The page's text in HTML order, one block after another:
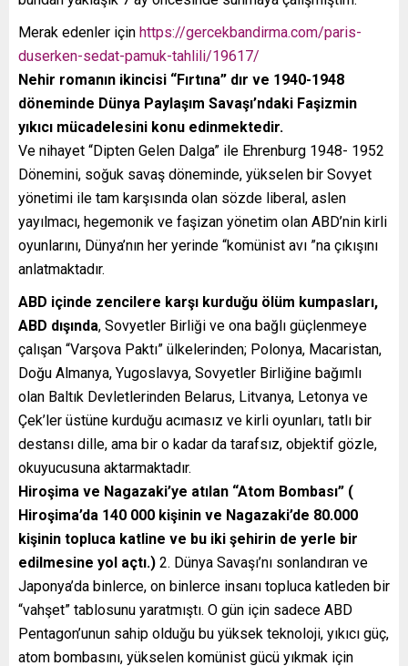
Merak edenler için https://gercekbandirma.com/paris-
duserken-sedat-pamuk-tahlili/19617/
Nehir romanın ikincisi “Fırtına” dır ve 1940-1948
döneminde Dünya Paylaşım Savaşı’ndaki Faşizmin
yıkıcı mücadelesini konu edinmektedir.
Ve nihayet “Dipten Gelen Dalga” ile Ehrenburg 1948- 1952
Dönemini, soğuk savaş döneminde, yükselen bir Sovyet
yönetimi ile tam karşısında olan sözde liberal, aslen
yayılmacı, hegemonik ve faşizan yönetim olan ABD’nin kirli
oyunlarını, Dünya’nın her yerinde “komünist avı ”na çıkışını
anlatmaktadır.
ABD içinde zencilere karşı kurduğu ölüm kumpasları,
ABD dışında, Sovyetler Birliği ve ona bağlı güçlenmeye
çalışan “Varşova Paktı” ülkelerinden; Polonya, Macaristan,
Doğu Almanya, Yugoslavya, Sovyetler Birliğine bağımlı
olan Baltık Devletlerinden Belarus, Litvanya, Letonya ve
Çek’ler üstüne kurduğu acımasız ve kirli oyunları, tatlı bir
destansı dille, ama bir o kadar da tarafsız, objektif gözle,
okuyucusuna aktarmaktadır.
Hiroşima ve Nagazaki’ye atılan “Atom Bombası” (
Hiroşima’da 140 000 kişinin ve Nagazaki’de 80.000
kişinin topluca katline ve bu iki şehirin de yerle bir
edilmesine yol açtı.) 2. Dünya Savaşı’nı sonlandıran ve
Japonya’da binlerce, on binlerce insanı topluca katleden bir
“vahşet” tablosunu yaratmıştı. O gün için sadece ABD
Pentagon’unun sahip olduğu bu yüksek teknoloji, yıkıcı güç,
atom bombasını, yükselen komünist gücü yıkmak için